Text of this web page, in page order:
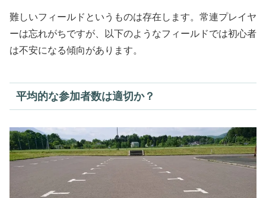
難しいフィールドというものは存在します。常連プレイヤ
ーは忘れがちですが、以下のようなフィールドでは初心者
は不安になる傾向があります。
平均的な参加者数は適切か？